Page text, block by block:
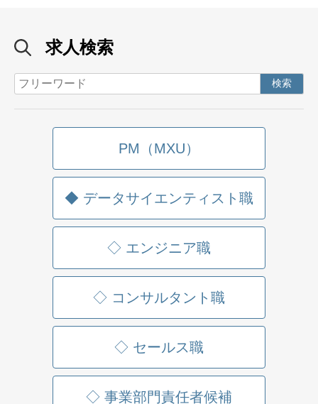
求人検索
PM（MXU）
◆ データサイエンティスト職
◇ エンジニア職
◇ コンサルタント職
◇ セールス職
◇ 事業部門責任者候補